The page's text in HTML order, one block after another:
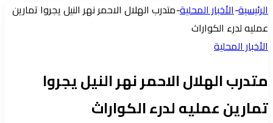
جانبيالرئيسية-الأخبار المحلية-متدرب الهلال الاحمر نهر النيل يجروا تمارين
عمليه لدرء الكواراث
الأخبار المحلية
متدرب الهلال الاحمر نهر النيل يجروا
تمارين عمليه لدرء الكواراث